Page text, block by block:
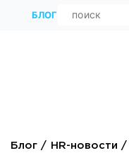
БЛОГ
Блог HR-новости